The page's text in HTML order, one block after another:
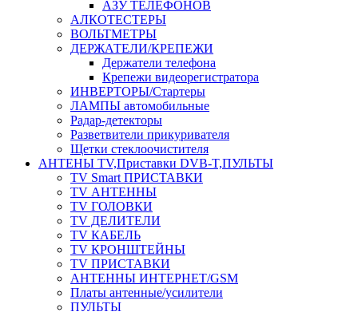
АЗУ ТЕЛЕФОНОВ
АЛКОТЕСТЕРЫ
ВОЛЬТМЕТРЫ
ДЕРЖАТЕЛИ/КРЕПЕЖИ
Держатели телефона
Крепежи видеорегистратора
ИНВЕРТОРЫ/Стартеры
ЛАМПЫ автомобильные
Радар-детекторы
Разветвители прикуривателя
Щетки стеклоочистителя
АНТЕНЫ ТV,Приставки DVB-T,ПУЛЬТЫ
TV Smart ПРИСТАВКИ
TV АНТЕННЫ
TV ГОЛОВКИ
TV ДЕЛИТЕЛИ
TV КАБЕЛЬ
TV КРОНШТЕЙНЫ
TV ПРИСТАВКИ
АНТЕННЫ ИНТЕРНЕТ/GSM
Платы антенные/усилители
ПУЛЬТЫ